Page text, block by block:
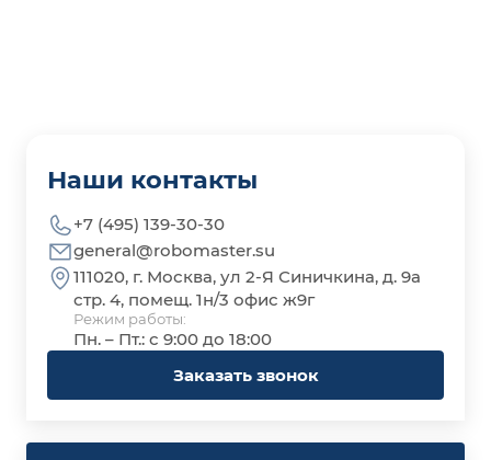
Наши контакты
+7 (495) 139-30-30
general@robomaster.su
111020, г. Москва, ул 2-Я Синичкина, д. 9а
стр. 4, помещ. 1н/3 офис ж9г
Режим работы:
Пн. – Пт.: с 9:00 до 18:00
Заказать звонок